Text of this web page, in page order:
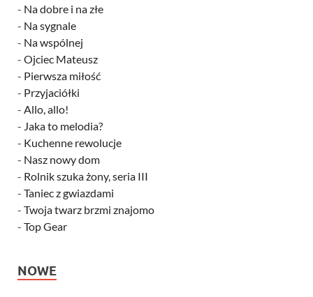
- Na dobre i na złe
- Na sygnale
- Na wspólnej
- Ojciec Mateusz
- Pierwsza miłość
- Przyjaciółki
- Allo, allo!
- Jaka to melodia?
- Kuchenne rewolucje
- Nasz nowy dom
- Rolnik szuka żony, seria III
- Taniec z gwiazdami
- Twoja twarz brzmi znajomo
- Top Gear
NOWE